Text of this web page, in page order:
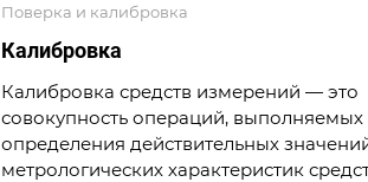
Поверка и калибровка
Калибровка
Калибровка средств измерений — это
совокупность операций, выполняемых
определения действительных
метрологических характеристик